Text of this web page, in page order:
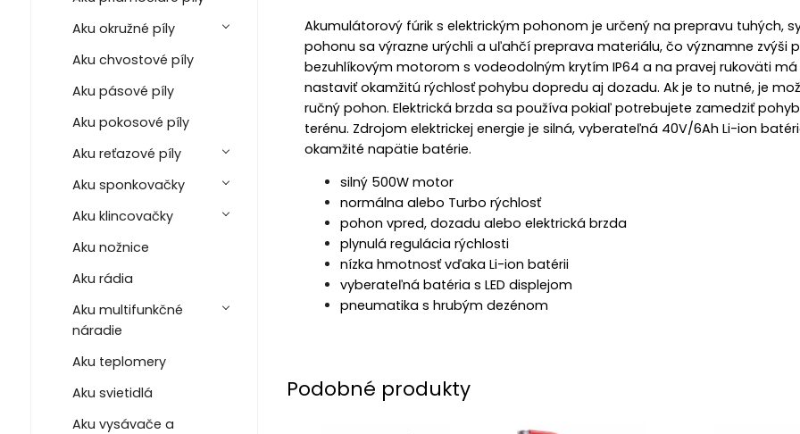
Aku okružné píly
Aku chvostové píly
Aku pásové píly
Aku pokosové píly
Aku reťazové píly
Aku sponkovačky
Aku klincovačky
Aku nožnice
Aku rádia
Aku multifunkčné
náradie
Aku teplomery
Aku svietidlá
Aku vysávače a
Akumulátorový fúrik s elektrickým pohonom je určený na prepravu tuhých,
pohonu sa výrazne urýchli a uľahčí preprava materiálu, čo významne zvýši
bezuhlíkovým motorom s vodeodolným krytím IP64 a na pravej rukoväti
nastaviť okamžitú rýchlosť pohybu dopredu aj dozadu. Ak je to nutné, je
ručný pohon. Elektrická brzda sa používa pokiaľ potrebujete zamedziť
terénu. Zdrojom elektrickej energie je silná, vyberateľná 40V/6Ah Li-ion
okamžité napätie batérie.
silný 500W motor
normálna alebo Turbo rýchlosť
pohon vpred, dozadu alebo elektrická brzda
plynulá regulácia rýchlosti
nízka hmotnosť vďaka Li-ion batérii
vyberateľná batéria s LED displejom
pneumatika s hrubým dezénom
Podobné produkty